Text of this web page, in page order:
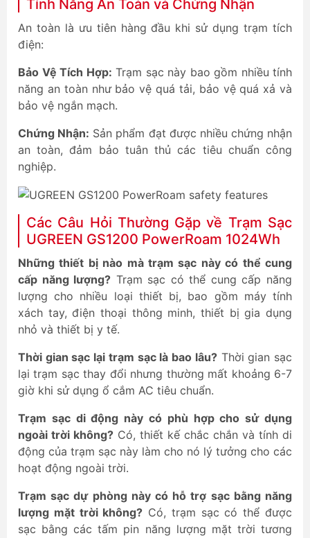
Tính Năng An Toàn và Chứng Nhận
An toàn là ưu tiên hàng đầu khi sử dụng trạm tích
điện:
Bảo Vệ Tích Hợp: Trạm sạc này bao gồm nhiều tính
năng an toàn như bảo vệ quá tải, bảo vệ quá xả và
bảo vệ ngắn mạch.
Chứng Nhận: Sản phẩm đạt được nhiều chứng nhận
an toàn, đảm bảo tuân thủ các tiêu chuẩn công
nghiệp.
Các Câu Hỏi Thường Gặp về Trạm Sạc
UGREEN GS1200 PowerRoam 1024Wh
Những thiết bị nào mà trạm sạc này có thể cung
cấp năng lượng? Trạm sạc có thể cung cấp năng
lượng cho nhiều loại thiết bị, bao gồm máy tính
xách tay, điện thoại thông minh, thiết bị gia dụng
nhỏ và thiết bị y tế.
Thời gian sạc lại trạm sạc là bao lâu?Thời gian sạc
lại trạm sạc thay đổi nhưng thường mất khoảng 6-7
giờ khi sử dụng ổ cắm AC tiêu chuẩn.
Trạm sạc di động này có phù hợp cho sử dụng
ngoài trời không? Có, thiết kế chắc chắn và tính di
động của trạm sạc này làm cho nó lý tưởng cho các
hoạt động ngoài trời.
Trạm sạc dự phòng này có hỗ trợ sạc bằng năng
lượng mặt trời không? Có, trạm sạc có thể được
sạc bằng các tấm pin năng lượng mặt trời tương